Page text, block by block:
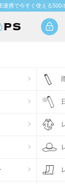
連携で今すぐ使える500